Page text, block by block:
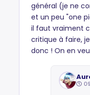
général (je ne
et un peu "one
il faut vraiment
critique à faire,
donc ! On en